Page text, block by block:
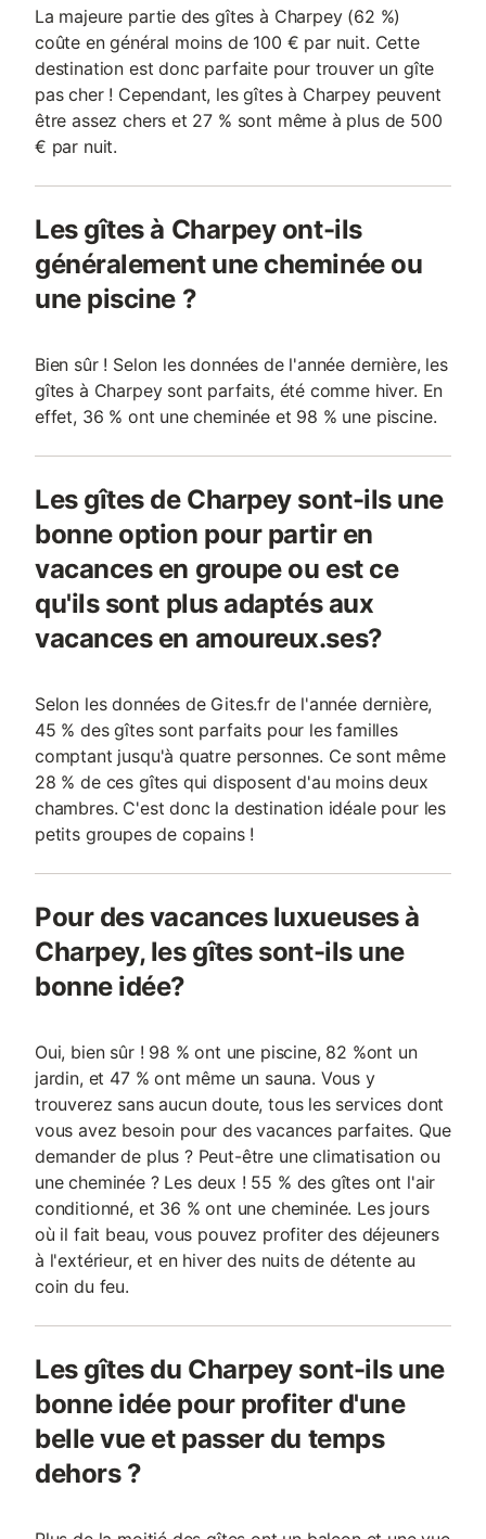
La majeure partie des gîtes à Charpey (62 %)
coûte en général moins de 100 € par nuit. Cette
destination est donc parfaite pour trouver un gîte
pas cher ! Cependant, les gîtes à Charpey peuvent
être assez chers et 27 % sont même à plus de 500
€ par nuit.
Les gîtes à Charpey ont-ils
généralement une cheminée ou
une piscine ?
Bien sûr ! Selon les données de l'année dernière, les
gîtes à Charpey sont parfaits, été comme hiver. En
effet, 36 % ont une cheminée et 98 % une piscine.
Les gîtes de Charpey sont-ils une
bonne option pour partir en
vacances en groupe ou est ce
qu'ils sont plus adaptés aux
vacances en amoureux.ses?
Selon les données de Gites.fr de l'année dernière,
45 % des gîtes sont parfaits pour les familles
comptant jusqu'à quatre personnes. Ce sont même
28 % de ces gîtes qui disposent d'au moins deux
chambres. C'est donc la destination idéale pour les
petits groupes de copains !
Pour des vacances luxueuses à
Charpey, les gîtes sont-ils une
bonne idée?
Oui, bien sûr ! 98 % ont une piscine, 82 %ont un
jardin, et 47 % ont même un sauna. Vous y
trouverez sans aucun doute, tous les services dont
vous avez besoin pour des vacances parfaites. Que
demander de plus ? Peut-être une climatisation ou
une cheminée ? Les deux ! 55 % des gîtes ont l'air
conditionné, et 36 % ont une cheminée. Les jours
où il fait beau, vous pouvez profiter des déjeuners
à l'extérieur, et en hiver des nuits de détente au
coin du feu.
Les gîtes du Charpey sont-ils une
bonne idée pour profiter d'une
belle vue et passer du temps
dehors ?